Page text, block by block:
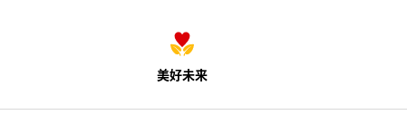
美好未来